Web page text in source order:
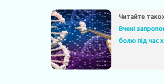
Читайте
Вчені
болю під час